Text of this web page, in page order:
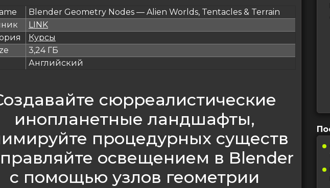
Blender Geometry Nodes — Alien Worlds, Tentacles & Terrain
LINK
Курсы
3,24 ГБ
Английский
сюрреалистические
инопланетные ландшафты,
процедурных существ
освещением в Blender
с помощью узлов геометрии